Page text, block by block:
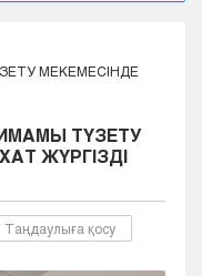
МЕКЕМЕСІНДЕ
ТҮЗЕТУ
ЖҮРГІЗДІ
Таңдаулыға қосу